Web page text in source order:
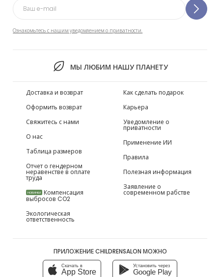
Ознакомьтесь с нашим уведомлением о приватности.
МЫ ЛЮБИМ НАШУ ПЛАНЕТУ
Доставка и возврат
Оформить возврат
Свяжитесь с нами
О нас
Таблица размеров
Отчет о гендерном
неравенстве в оплате
труда
НОВИНКИ Компенсация
выбросов CO2
Экологическая
ответственность
Как сделать подарок
Карьера
Уведомление о
приватности
Применение ИИ
Правила
Полезная информация
Заявление о
современном рабстве
ПРИЛОЖЕНИЕ CHILDRENSALON МОЖНО
Скачать в
App Store
Установить через
Google Play